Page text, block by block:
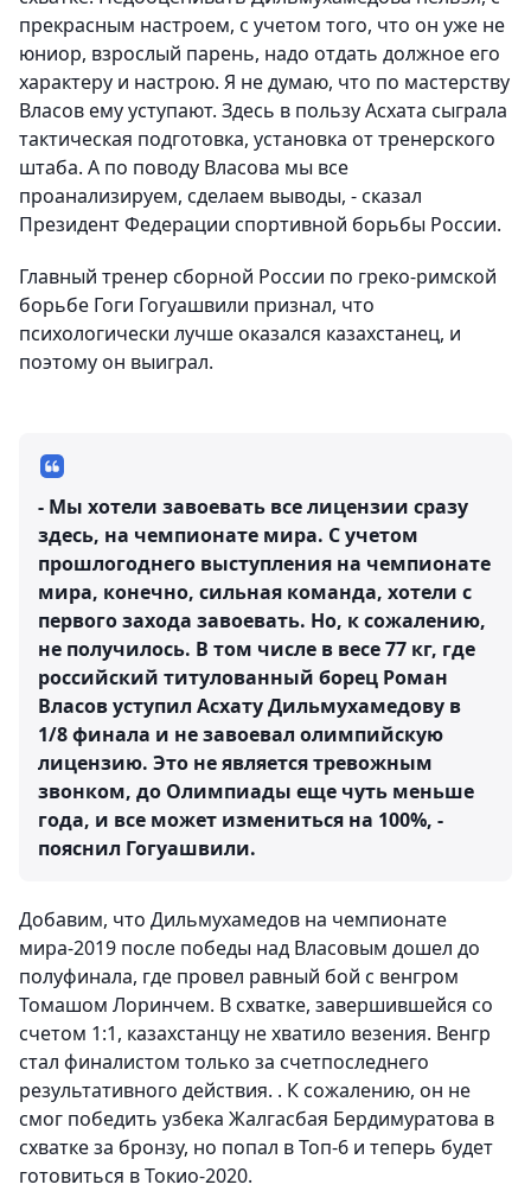
прекрасным настроем, с учетом того, что он уже не
юниор, взрослый парень, надо отдать должное его
характеру и настрою. Я не думаю, что по мастерству
Власов ему уступают. Здесь в пользу Асхата сыграла
тактическая подготовка, установка от тренерского
штаба. А по поводу Власова мы все
проанализируем, сделаем выводы, - сказал
Президент Федерации спортивной борьбы России.
Главный тренер сборной России по греко-римской
борьбе Гоги Гогуашвили признал, что
психологически лучше оказался казахстанец, и
поэтому он выиграл.
- Мы хотели завоевать все лицензии сразу
здесь, на чемпионате мира. С учетом
прошлогоднего выступления на чемпионате
мира, конечно, сильная команда, хотели с
первого захода завоевать. Но, к сожалению,
не получилось. В том числе в весе 77 кг, где
российский титулованный борец Роман
Власов уступил Асхату Дильмухамедову в
1/8 финала и не завоевал олимпийскую
лицензию. Это не является тревожным
звонком, до Олимпиады еще чуть меньше
года, и все может измениться на 100%, -
пояснил Гогуашвили.
Добавим, что Дильмухамедов на чемпионате
мира-2019 после победы над Власовым дошел до
полуфинала, где провел равный бой с венгром
Томашом Лоринчем. В схватке, завершившейся со
счетом 1:1, казахстанцу не хватило везения. Венгр
стал финалистом только за счетпоследнего
результативного действия. . К сожалению, он не
смог победить узбека Жалгасбая Бердимуратова в
схватке за бронзу, но попал в Топ-6 и теперь будет
готовиться в Токио-2020.